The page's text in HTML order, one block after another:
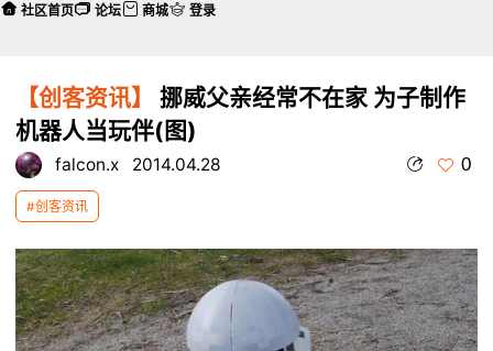
【创客资讯】
挪威父亲经常不在家 为子制作
机器人当玩伴(图)
falcon.x 2014.04.28 0
#创客资讯
社区首页 论坛 商城 登录